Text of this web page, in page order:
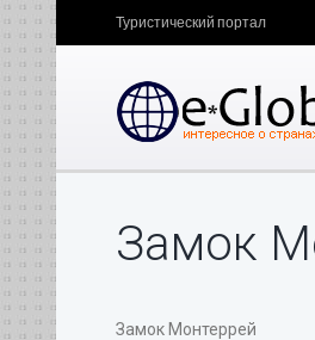
Туристический портал
Замок
Замок Монтеррей